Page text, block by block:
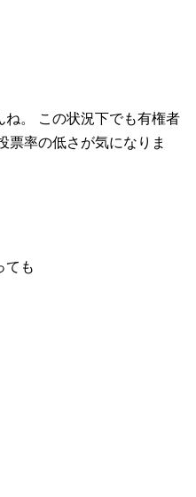
。 この状況下でも有権者
票率の低さが気になりま
ても